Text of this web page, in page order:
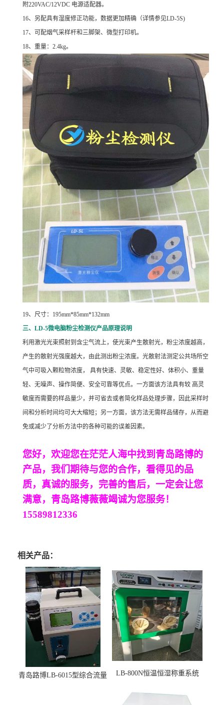
附220VAC/12VDC 电源适配器。
16、另配具有湿度修正功能，数据更加精确（详情参见LD-5S)
17、可配烟气采样杆和三脚架、微型打印机。
18、重量：2.4kg。
19、尺寸：195mm*85mm*132mm
三、LD-5微电脑粉尘检测仪产品原理说明
利用激光光束照射到含尘气流上，使光束产生散射光，粉尘浓度越高，
产生的散射光强度越大，由此测出粉尘浓度。光散射法测定公共场所空
气中可吸入颗粒物浓度， 具有快速、灵敏、稳定性好、体积小、重量
轻、无噪声、操作简便、安全可靠等优点。一方面该方法具有较 高灵
敏度而需要的样品量少，并可省去或者简化样品处理步骤，因此采样时
间和分析时间均可大大缩短；另一方面，该方法无需样品储存，从而避
免或减少了分析方法中的各种可能的误差因素。
您好，欢迎您在茫茫人海中找到青岛路博的
产品，我们期待与您的合作，看得见的品
质，真诚的服务，完善的售后，一定会让您
满意，青岛路博薇薇竭诚为您服务！
15589812336
相关产品：
青岛路博LB-6015型综合流量
LB-800N恒温恒湿称重系统